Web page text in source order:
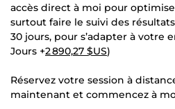
accès direct à moi pour
surtout faire le suivi des
30 jours, pour s’adapter à votre
Jours +2 890,27 $US)
Réservez votre session à
maintenant et commencez à